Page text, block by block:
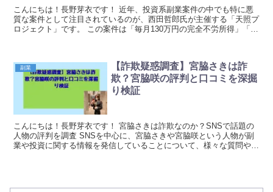
こんにちは！長野芽衣です！ 近年、投資系副業案件の中でも特に悪
質な案件として注目されているのが、西田哲郎氏が主催する「天照プ
ロジェクト」です。 この案件は「毎月130万円の完全不労所得」「現
副業
【詐欺疑惑調査】宮脇さきは詐
欺？宮脇咲の評判と口コミを深掘
り検証
こんにちは！長野芽衣です！ 宮脇さきは詐欺なのか？SNSで話題の
人物の評判を調査 SNSを中心に、宮脇さきや宮脇咲という人物が副
業や投資に関する情報を発信していることについて、様々な質問や不